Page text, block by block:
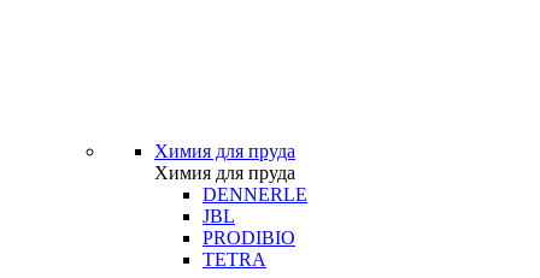
Химия для пруда
Химия для пруда
DENNERLE
JBL
PRODIBIO
TETRA